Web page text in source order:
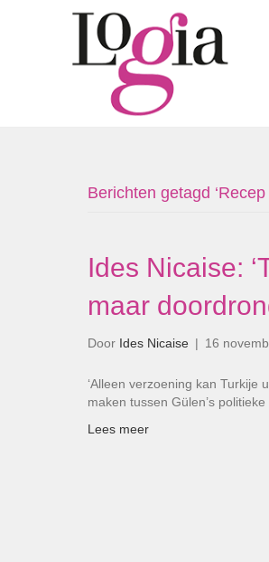
Berichten getagd ‘Recep
Ides Nicaise:
maar
Door Ides Nicaise | 16
‘Alleen verzoening kan Turkije
maken tussen Gülen’s
Lees meer